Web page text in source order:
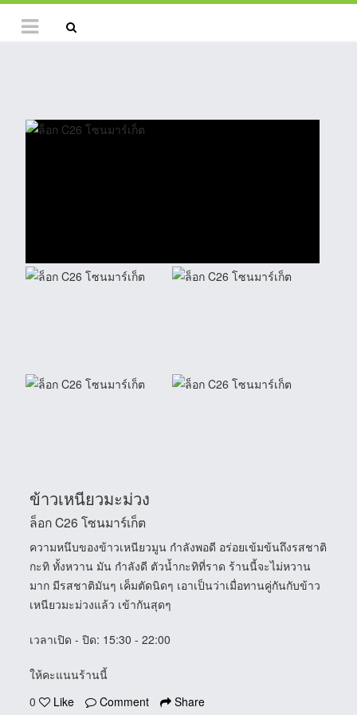
ข้าวเหนียวมะม่วง
ล็อก C26 โซนมาร์เก็ต
ความหนึบของข้าวเหนียวมูน กำลังพอดี อร่อยเข้มข้นถึงรสชาติ
กะทิ ทั้งหวาน มัน กำลังดี ตัวน้ำกะทิที่ราด ร้านนี้จะไม่หวาน
มาก มีรสชาติมันๆ เค็มตัดนิดๆ เอาเป็นว่าเมื่อทานคู่กันกับข้าว
เหนียวมะม่วงแล้ว เข้ากันสุดๆ
เวลาเปิด - ปิด: 15:30 - 22:00
ให้คะแนนร้านนี้
0
Like Comment Share